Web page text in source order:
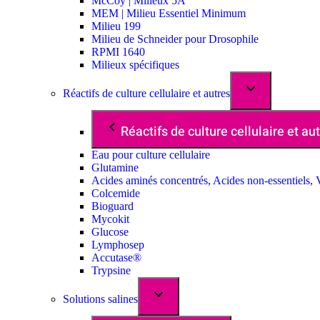
MEM | Milieu Essentiel Minimum
Milieu 199
Milieu de Schneider pour Drosophile
RPMI 1640
Milieux spécifiques
Réactifs de culture cellulaire et autres
Réactifs de culture cellulaire et
Eau pour culture cellulaire
Glutamine
Acides aminés concentrés, Acides non-essentiels,
Colcemide
Bioguard
Mycokit
Glucose
Lymphosep
Accutase®
Trypsine
Solutions salines